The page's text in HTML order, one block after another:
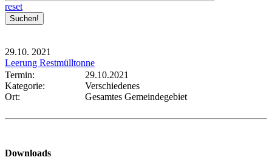
reset
29.10. 2021
Leerung Restmülltonne
Termin:
29.10.2021
Kategorie:
Verschiedenes
Ort:
Gesamtes Gemeindegebiet
Downloads